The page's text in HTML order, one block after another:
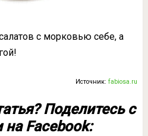
с морковью себе, а
Источник:fabiosa.ru
Поделитесь с
на Facebook: